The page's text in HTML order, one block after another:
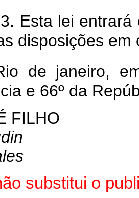
Esta lei
disposições em
de janeiro,
e 66º da
FILHO
substitui o